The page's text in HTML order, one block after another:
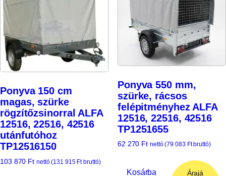
Ponyva 150 cm
magas, szürke
rögzítőzsinorral ALFA
12516, 22516, 42516
utánfutóhoz
TP12516150
103 870 Ft nettó (131 915 Ftbruttó)
Ponyva 550 mm,
szürke, rácsos
felépitményhez ALFA
12516, 22516, 42516
TP1251655
62 270 Ft nettó (79 083 Ftbruttó)
Kosárba Árajá